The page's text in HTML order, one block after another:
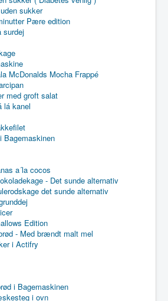
sukker
Pære edition
surdej
McDonalds Mocha Frappé
med groft salat
lá kanel
Bagemaskinen
a´la cocos
- Det sunde alternativ
det sunde alternativ
Edition
- Med brændt malt mel
i Actifry
i Bagemaskinen
i ovn